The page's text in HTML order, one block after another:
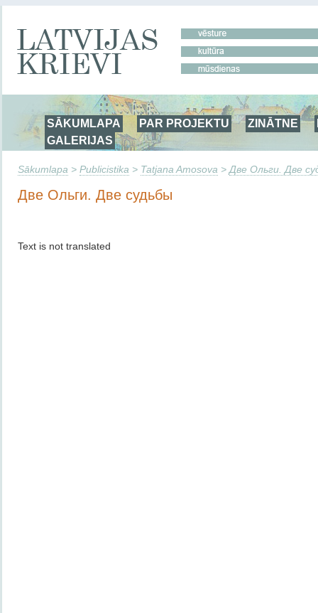
SĀKUMLAPA PAR PROJEKTU ZINĀTNE
GALERIJAS
Sākumlapa > Publicistika > Tatjana Amosova > Две Ольги. Две
Две Ольги. Две судьбы
Text is not translated